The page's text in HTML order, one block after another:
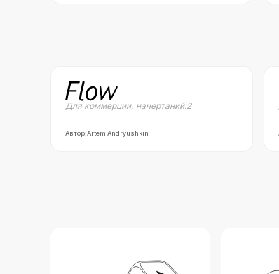
Для коммерции, начертаний:2
Автор:Artem Andryushkin